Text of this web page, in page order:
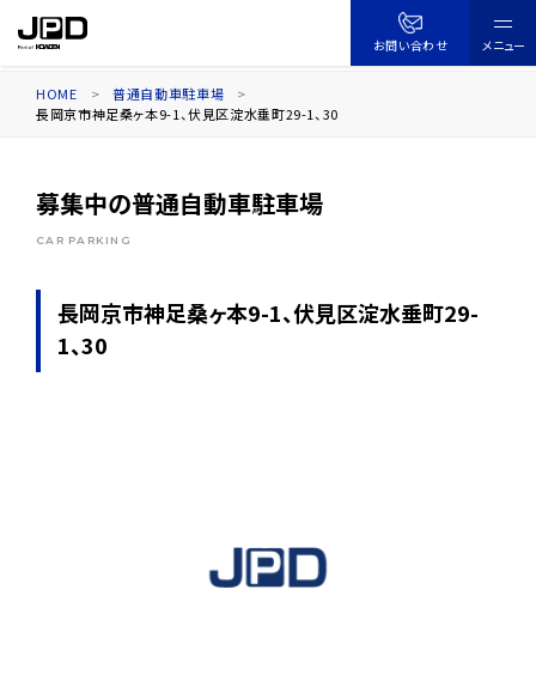
お問い合わせ メニュー
HOME
普通自動車駐車場
長岡京市神足桑ヶ本9-1、伏見区淀水垂町29-1、30
募集中の普通自動車駐車場
CAR PARKING
長岡京市神足桑ヶ本9-1、伏見区淀水垂町29-
1、30